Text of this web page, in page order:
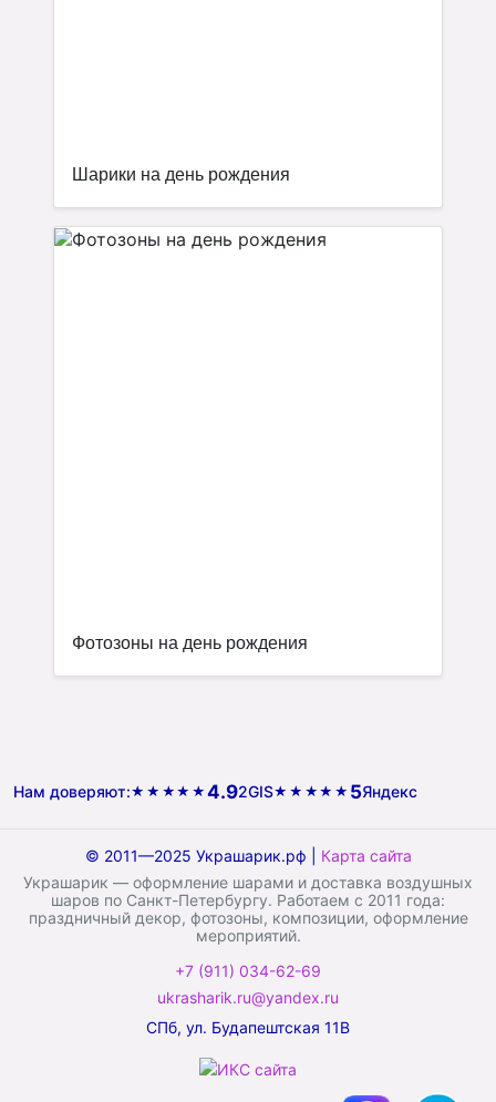
Шарики на день рождения
Фотозоны на день рождения
Нам доверяют:★★★★★ 4.92GIS★★★★★ 5Яндекс
© 2011—2025 Украшарик.рф | Карта сайта
Украшарик — оформление шарами и доставка воздушных
шаров по Санкт-Петербургу. Работаем с 2011 года:
праздничный декор, фотозоны, композиции, оформление
мероприятий.
+7 (911) 034-62-69
ukrasharik.ru@yandex.ru
СПб, ул. Будапештская 11В